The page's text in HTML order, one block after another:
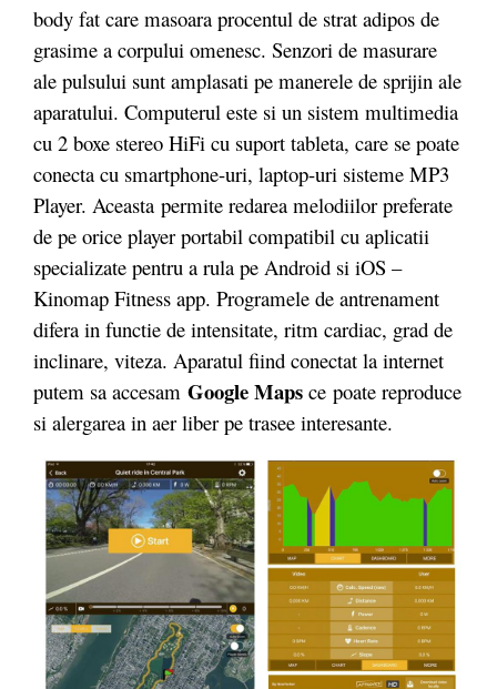
body fat care masoara procentul de strat adipos de
grasime a corpului omenesc. Senzori de masurare
ale pulsului sunt amplasati pe manerele de sprijin ale
aparatului. Computerul este si un sistem multimedia
cu 2 boxe stereo HiFi cu suport tableta, care se poate
conecta cu smartphone-uri, laptop-uri sisteme MP3
Player. Aceasta permite redarea melodiilor preferate
de pe orice player portabil compatibil cu aplicatii
specializate pentru a rula pe Android si iOS –
Kinomap Fitness app. Programele de antrenament
difera in functie de intensitate, ritm cardiac, grad de
inclinare, viteza. Aparatul fiind conectat la internet
putem sa accesam Google Maps ce poate reproduce
si alergarea in aer liber pe trasee interesante.